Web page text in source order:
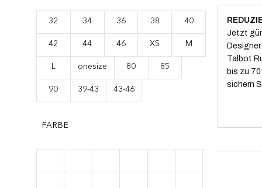
32 34 36 38 40
42 44 46 XS M
L onesize 80 85
90 39-43 43-46
FARBE
Jetzt
Talbot
bis zu
sichern